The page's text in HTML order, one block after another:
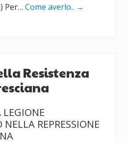
Per… Come averlo.. →
Resistenza
REPRESSIONE